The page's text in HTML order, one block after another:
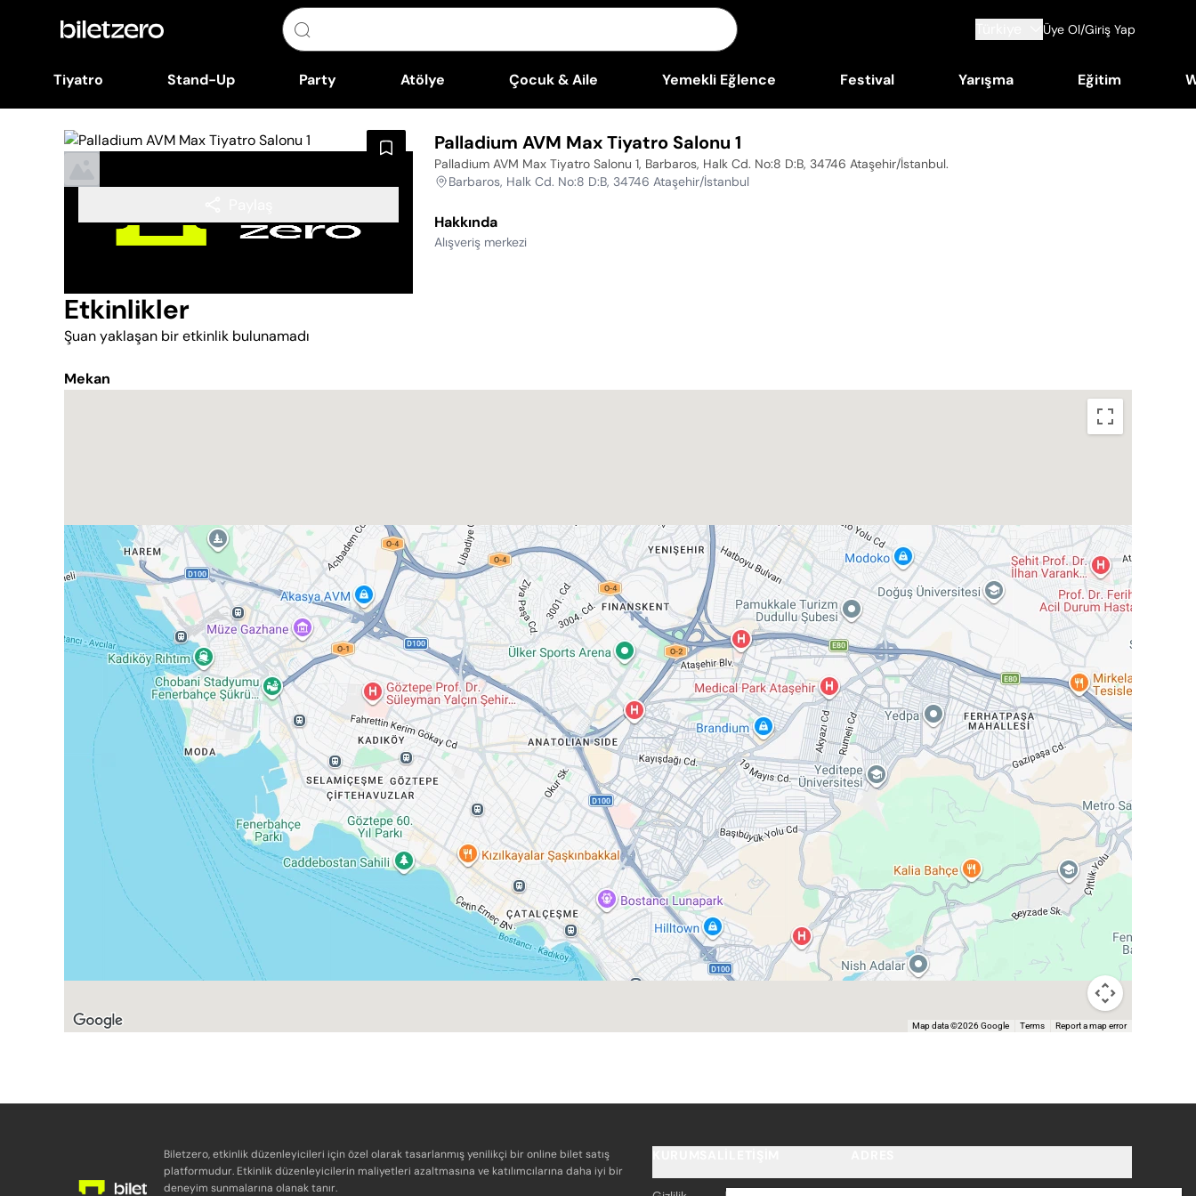
Üye Ol/Giriş Yap
Tiyatro Stand-Up Party Atölye Çocuk & Aile Yemekli Eğlence Festival Yarışma Eğitim
Palladium AVM Max Tiyatro Salonu 1
Palladium AVM Max Tiyatro Salonu 1, Barbaros, Halk Cd. No:8 D:B, 34746 Ataşehir/İstanbul.
Barbaros, Halk Cd. No:8 D:B, 34746 Ataşehir/İstanbul
Etkinlikler
Şuan yaklaşan bir etkinlik bulunamadı
Hakkında
Alışveriş merkezi
Mekan
Map data ©2026 Google Terms Report a map error
Biletzero, etkinlik düzenleyicileri için özel olarak tasarlanmış yenilikçi bir online bilet satış
platformudur. Etkinlik düzenleyicilerin maliyetleri azaltmasına ve katılımcılarına daha iyi bir
deneyim sunmalarına olanak tanır.